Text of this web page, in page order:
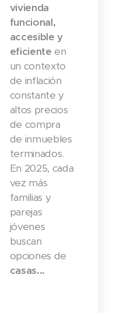
vivienda
funcional,
accesible y
eficiente en
un contexto
de inflación
constante y
altos precios
de compra
de inmuebles
terminados.
En 2025, cada
vez más
familias y
parejas
jóvenes
buscan
opciones de
casas...